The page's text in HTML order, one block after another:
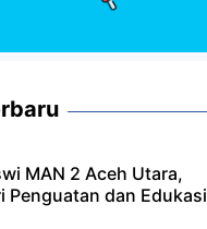
MAN 2 Aceh Utara,
Penguatan dan Edukasi